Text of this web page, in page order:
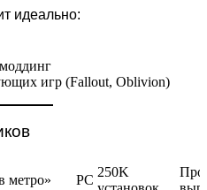
идеально:
игр (Fallout, Oblivion)
метро» PC
250K